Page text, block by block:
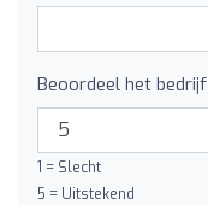
Beoordeel het
1 = Slecht
5 = Uitstekend